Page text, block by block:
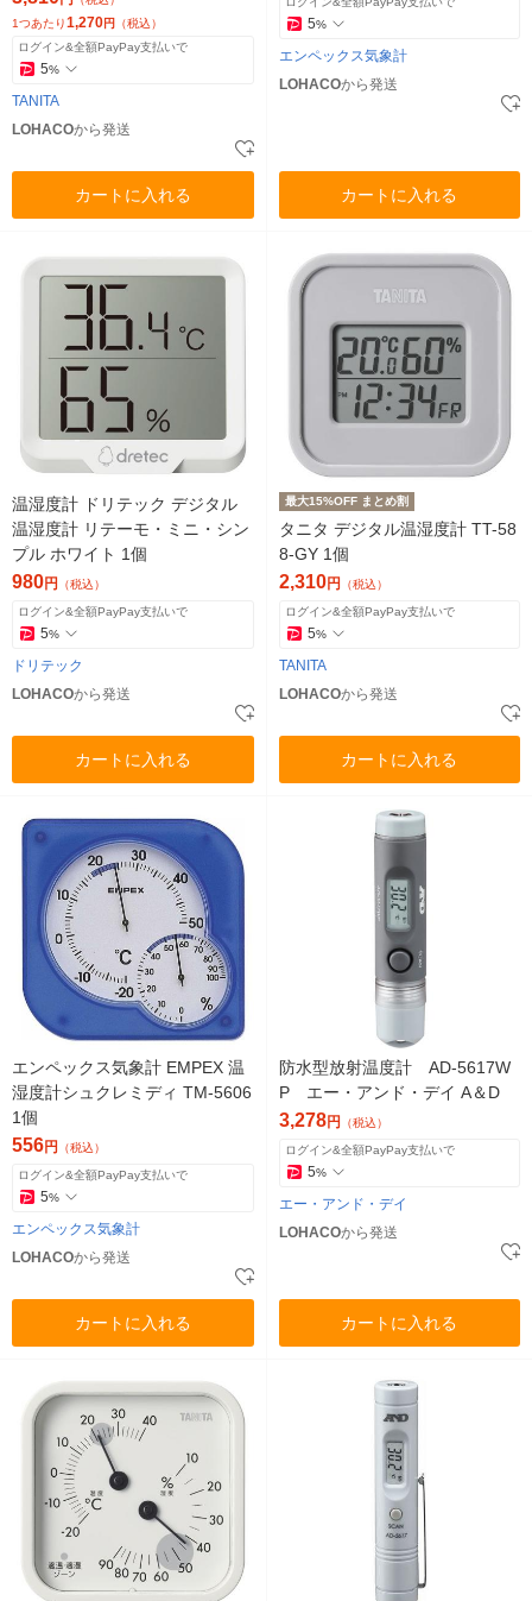
1つあたり1,270円 （税込）
ログイン&全額PayPay支払いで
5%
TANITA
LOHACOから発送
カートに入れる
5%
エンペックス気象計
LOHACOから発送
カートに入れる
温湿度計 ドリテック デジタル
温湿度計 リテーモ・ミニ・シン
プル ホワイト 1個
980円 （税込）
ログイン&全額PayPay支払いで
5%
ドリテック
LOHACOから発送
カートに入れる
最大15%OFF まとめ割
タニタ デジタル温湿度計 TT-58
8-GY 1個
2,310円 （税込）
ログイン&全額PayPay支払いで
5%
TANITA
LOHACOから発送
カートに入れる
エンペックス気象計 EMPEX 温
湿度計シュクレミディ TM-5606
1個
556円 （税込）
ログイン&全額PayPay支払いで
5%
エンペックス気象計
LOHACOから発送
カートに入れる
防水型放射温度計 AD-5617W
P エー・アンド・デイ A＆D
3,278円 （税込）
ログイン&全額PayPay支払いで
5%
エー・アンド・デイ
LOHACOから発送
カートに入れる